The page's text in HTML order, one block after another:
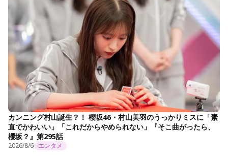
カンニング村山誕生？！ 櫻坂46・村山美羽のうっかりミスに「素
直でかわいい」「これだからやめられない」『そこ曲がったら、
櫻坂？』第295話
2026/8/6 エンタメ